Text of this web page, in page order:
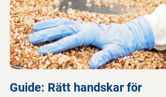
Guide: Rätt handskar för